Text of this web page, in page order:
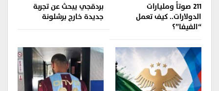
211 صوتاً ومليارات
الدولارات.. كيف تعمل
“الفيفا”؟
بردقجي يبحث عن تجربة
جديدة خارج برشلونة